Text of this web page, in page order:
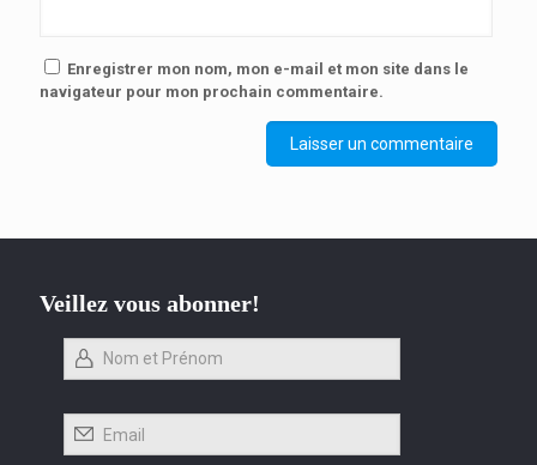
Enregistrer mon nom, mon e-mail et mon site dans le
navigateur pour mon prochain commentaire.
Veillez vous abonner!